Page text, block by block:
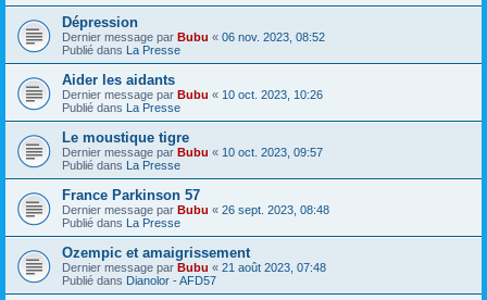
Dépression
Dernier message par Bubu « 06 nov. 2023, 08:52
Publié dans La Presse
Aider les aidants
Dernier message par Bubu « 10 oct. 2023, 10:26
Publié dans La Presse
Le moustique tigre
Dernier message par Bubu « 10 oct. 2023, 09:57
Publié dans La Presse
France Parkinson 57
Dernier message par Bubu « 26 sept. 2023, 08:48
Publié dans La Presse
Ozempic et amaigrissement
Dernier message par Bubu « 21 août 2023, 07:48
Publié dans Dianolor - AFD57